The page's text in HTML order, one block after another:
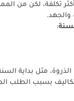
أكثر تكلفة، لكن من
والجهد.
:
مثل بداية
بسبب الطلب